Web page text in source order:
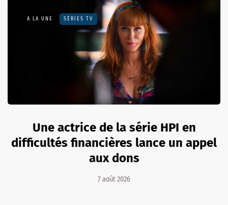
A LA UNE SÉRIES TV
Une actrice de la série HPI en
difficultés financières lance un appel
aux dons
7 août 2026